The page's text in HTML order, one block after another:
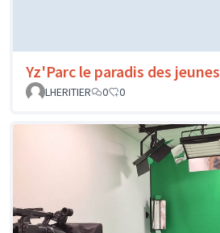
Yz'Parc le paradis des jeunes
LHERITIER
0 0